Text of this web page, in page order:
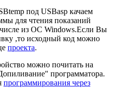
под USBasp качаем
для чтения показаний
из ОС Windows.Если Вы
,то исходный код можно
проекта.
можно почитать на
программатора.
программирования через